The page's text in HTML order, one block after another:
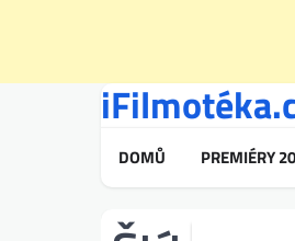
DOMŮ PREMIÉRY